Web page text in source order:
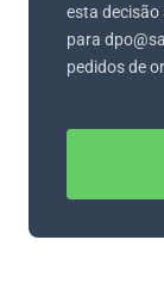
esta decisão
para
pedidos de